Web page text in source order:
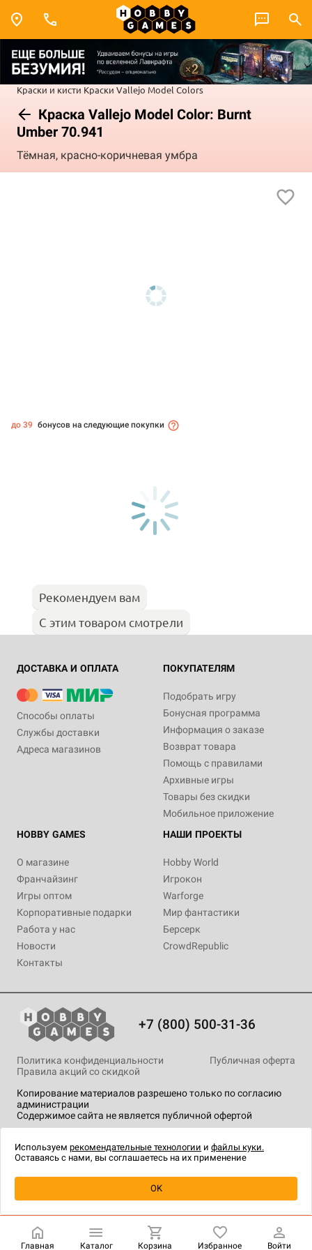
Краски и кисти Краски Vallejo Model Colors
Краска Vallejo Model Color: Burnt
Umber 70.941
Тёмная, красно-коричневая умбра
Уведомить о наличии
до 39 бонусов на следующие покупки
Рекомендуем вам
С этим товаром смотрели
ДОСТАВКА И ОПЛАТА
Способы оплаты
Службы доставки
Адреса магазинов
ПОКУПАТЕЛЯМ
Подобрать игру
Бонусная программа
Информация о заказе
Возврат товара
Помощь с правилами
Архивные игры
Товары без скидки
Мобильное приложение
HOBBY GAMES
О магазине
Франчайзинг
Игры оптом
Корпоративные подарки
Работа у нас
Новости
Контакты
НАШИ ПРОЕКТЫ
Hobby World
Игрокон
Warforge
Мир фантастики
Берсерк
CrowdRepublic
+7 (800) 500-31-36
Копирование материалов разрешено только по согласию
администрации
Содержимое сайта не является публичной офертой
Политика конфиденциальности
Публичная оферта
Правила акций со скидкой
технологии.
Главная Каталог Корзина Избранное Войти
Используем рекомендательные технологии и файлы куки.
Оставаясь с нами, вы соглашаетесь на их применение
OK